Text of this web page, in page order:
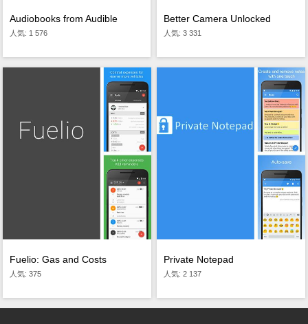
Audiobooks from Audible
人気: 1 576
Better Camera Unlocked
人気: 3 331
Fuelio: Gas and Costs
人気: 375
Private Notepad
人気: 2 137